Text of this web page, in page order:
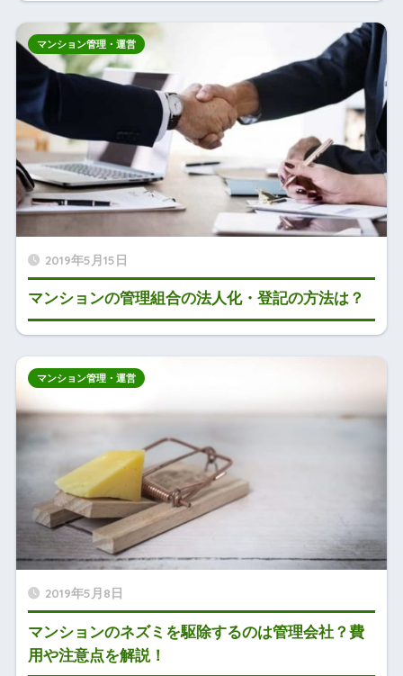
2019年5月15日
マンションの管理組合の法人化・登記の方法は？
マンション管理・運営
2019年5月8日
マンションのネズミを駆除するのは管理会社？費
用や注意点を解説！
マンション管理・運営